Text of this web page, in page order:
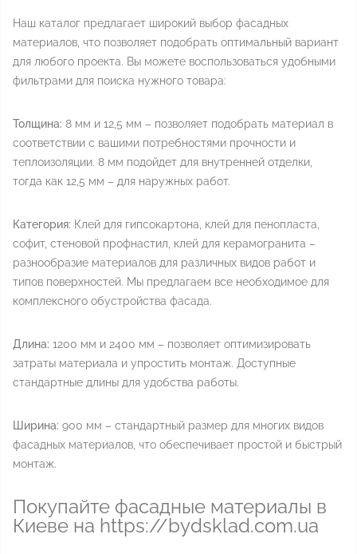
Наш каталог предлагает широкий выбор фасадных
материалов, что позволяет подобрать оптимальный вариант
для любого проекта. Вы можете воспользоваться удобными
фильтрами для поиска нужного товара:
Толщина: 8 мм и 12,5 мм – позволяет подобрать материал в
соответствии с вашими потребностями прочности и
теплоизоляции. 8 мм подойдет для внутренней отделки,
тогда как 12,5 мм – для наружных работ.
Категория: Клей для гипсокартона, клей для пенопласта,
софит, стеновой профнастил, клей для керамогранита –
разнообразие материалов для различных видов работ и
типов поверхностей. Мы предлагаем все необходимое для
комплексного обустройства фасада.
Длина: 1200 мм и 2400 мм – позволяет оптимизировать
затраты материала и упростить монтаж. Доступные
стандартные длины для удобства работы.
Ширина: 900 мм – стандартный размер для многих видов
фасадных материалов, что обеспечивает простой и быстрый
монтаж.
Покупайте фасадные материалы в
Киеве на https://bydsklad.com.ua